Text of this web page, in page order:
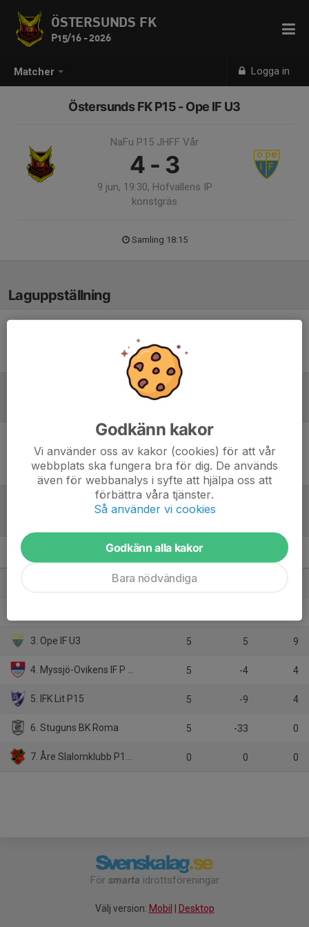
Matcher Logga in
ÖSTERSUNDS FK
P15/16 - 2026
Östersunds FK P15 - Ope IF U3
NaFu P15 JHFF Vår
4 - 3
9 jun, 19:30, Hofvallens IP
konstgräs
Samling 18:15
Laguppställning
Ingen uppställning ifylld
Inget referat skrivet
NaFu P15 JHFF Vår
1. Östersunds FK P15 2026 5
3. Ope IF U3 5 5 9
4. Myssjö-Ovikens IF P 2010-11 5 -4 4
5. IFK Lit P15 5 -9 4
6. Stuguns BK Roma 5 -33 0
7. Åre Slalomklubb P15 (P2011) 0 0 0
För smarta idrottsföreningar
Välj version: Mobil Desktop
Godkänn kakor
Vi använder oss av kakor (cookies) för att vår
webbplats ska fungera bra för dig. De används
även för webbanalys i syfte att hjälpa oss att
förbättra våra tjänster.
Så använder vi cookies
Godkänn alla kakor
Bara nödvändiga